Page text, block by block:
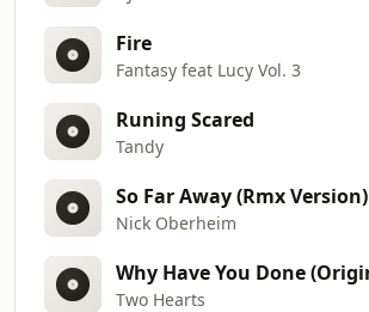
Fire
Fantasy feat Lucy Vol. 3
Runing Scared
Tandy
So Far Away (Rmx Version)
Nick Oberheim
Two Hearts